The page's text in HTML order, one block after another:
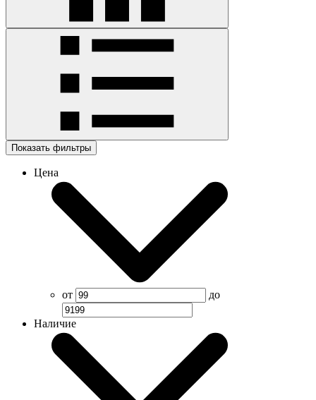
Показать фильтры
Цена
от до
Наличие